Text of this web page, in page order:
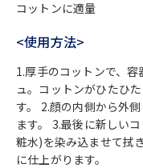
コットンに適量
<使用方法>
1.厚手のコットンで、
ュ。コットンがひたひ
す。 2.顔の内側から外
ます。 3.最後に新しい
粧水)を染み込ませて拭
に仕上がります。